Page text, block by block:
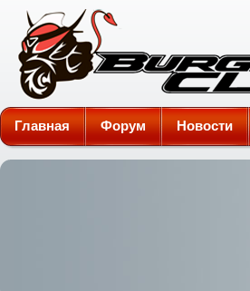
Burgman-Club
Главная Форум Новости